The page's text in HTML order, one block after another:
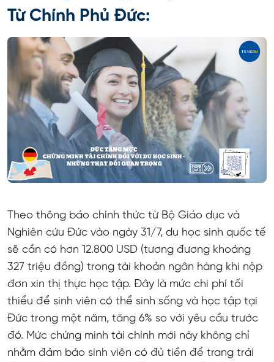
Từ Chính Phủ Đức:
Theo thông báo chính thức từ Bộ Giáo dục và
Nghiên cứu Đức vào ngày 31/7, du học sinh quốc tế
sẽ cần có hơn 12.800 USD (tương đương khoảng
327 triệu đồng) trong tài khoản ngân hàng khi nộp
đơn xin thị thực học tập. Đây là mức chi phí tối
thiểu để sinh viên có thể sinh sống và học tập tại
Đức trong một năm, tăng 6% so với yêu cầu trước
đó. Mức chứng minh tài chính mới này không chỉ
nhằm đảm bảo sinh viên có đủ tiền để trang trải